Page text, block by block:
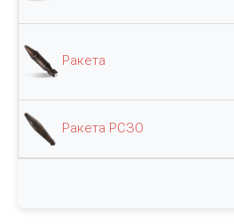
Ракета
Ракета РСЗО